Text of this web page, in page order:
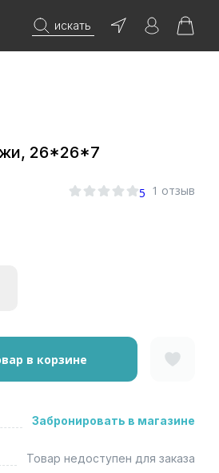
искать
26*26*7
5 1 отзыв
в корзине
Забронировать в магазине
Товар недоступен для заказа